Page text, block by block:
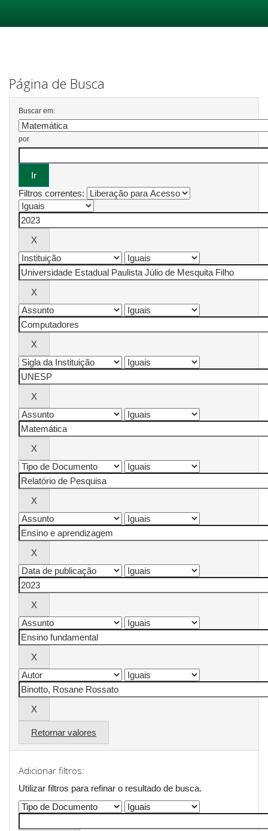
Página de Busca
Buscar em:
por
Filtros correntes:
Retornar valores
Adicionar filtros:
Utilizar filtros para refinar o resultado de busca.